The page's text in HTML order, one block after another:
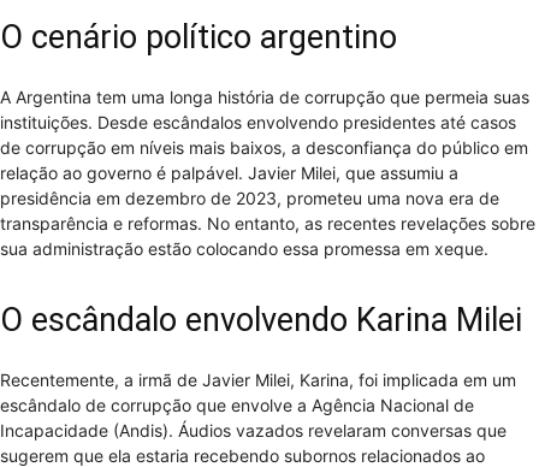
O cenário político argentino
A Argentina tem uma longa história de corrupção que permeia suas
instituições. Desde escândalos envolvendo presidentes até casos
de corrupção em níveis mais baixos, a desconfiança do público em
relação ao governo é palpável. Javier Milei, que assumiu a
presidência em dezembro de 2023, prometeu uma nova era de
transparência e reformas. No entanto, as recentes revelações sobre
sua administração estão colocando essa promessa em xeque.
O escândalo envolvendo Karina Milei
Recentemente, a irmã de Javier Milei, Karina, foi implicada em um
escândalo de corrupção que envolve a Agência Nacional de
Incapacidade (Andis). Áudios vazados revelaram conversas que
sugerem que ela estaria recebendo subornos relacionados ao